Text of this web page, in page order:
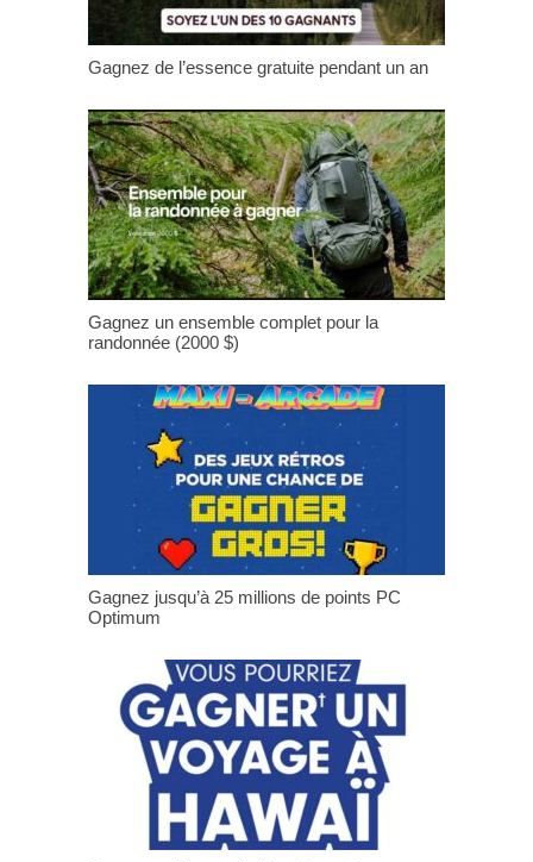
Gagnez de l’essence gratuite pendant un an
Gagnez un ensemble complet pour la
randonnée (2000 $)
Gagnez jusqu’à 25 millions de points PC
Optimum